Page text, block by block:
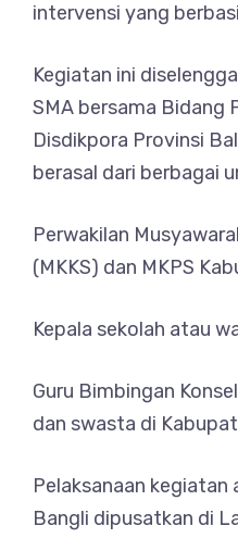
intervensi yang
Kegiatan ini
SMA bersama Bidang
Disdikpora Provinsi
berasal dari berbagai
Perwakilan
(MKKS) dan MKPS
Kepala sekolah atau
Guru Bimbingan
dan swasta di
Pelaksanaan
Bangli dipusatkan di